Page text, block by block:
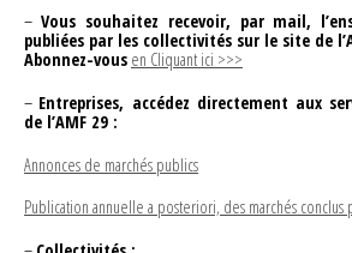
– Vous souhaitez recevoir, par mail,
publiées par les collectivités sur le site de
Abonnez-vous en Cliquant ici >>>
– Entreprises, accédez directement aux
de l’AMF 29 :
Annonces de marchés publics
Publication annuelle a posteriori, des marchés conclus